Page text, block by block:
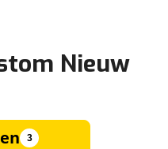
Nieuw
3